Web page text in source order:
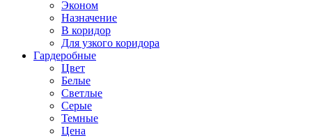
Эконом
Назначение
В коридор
Для узкого коридора
Гардеробные
Цвет
Белые
Светлые
Серые
Темные
Цена